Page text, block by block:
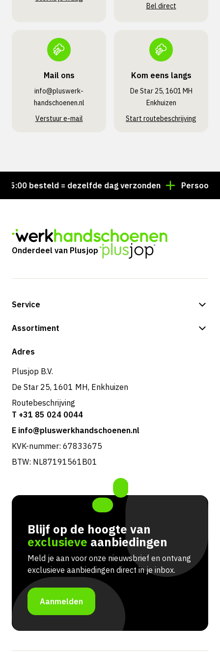
Bel direct
Mail ons
info@pluswerk­
handschoenen.nl
Verstuur e-mail
Kom eens langs
De Star 25, 1601 MH
Enkhuizen
Start routebeschrijving
besteld = dezelfde dag verzonden Persoonlijk
Onderdeel van Plusjop
Service
Betalingsmogelijkheden
Retouren & service
Assortiment
Shop
Adres
Plusjop B.V.
De Star 25, 1601 MH, Enkhuizen
Routebeschrijving
T +31 85 024 0044
E info@pluswerkhandschoenen.nl
KVK-nummer: 67833675
BTW: NL87191561B01
Blijf op de hoogte van
exclusieve aanbiedingen
Meld je aan voor onze nieuwsbrief en ontvang
exclusieve aanbiedingen direct in je inbox.
Aanmelden